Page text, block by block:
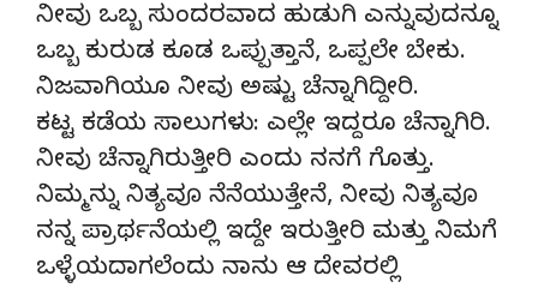
ನೀವು ಒಬ್ಬ ಸುಂದರವಾದ ಹುಡುಗಿ ಎನ್ನುವುದನ್ನೂ
ಒಬ್ಬ ಕುರುಡ ಕೂಡ ಒಪ್ಪುತ್ತಾನೆ, ಒಪ್ಪಲೇ ಬೇಕು.
ನಿಜವಾಗಿಯೂ ನೀವು ಅಷ್ಟು ಚೆನ್ನಾಗಿದ್ದೀರಿ.
ಕಟ್ಟ ಕಡೆಯ ಸಾಲುಗಳು: ಎಲ್ಲೇ ಇದ್ದರೂ ಚೆನ್ನಾಗಿರಿ.
ನೀವು ಚೆನ್ನಾಗಿರುತ್ತೀರಿ ಎಂದು ನನಗೆ ಗೊತ್ತು.
ನಿಮ್ಮನ್ನು ನಿತ್ಯವೂ ನೆನೆಯುತ್ತೇನೆ, ನೀವು ನಿತ್ಯವೂ
ನನ್ನ ಪ್ರಾರ್ಥನೆಯಲ್ಲಿ ಇದ್ದೇ ಇರುತ್ತೀರಿ ಮತ್ತು ನಿಮಗೆ
ಒಳ್ಳೆಯದಾಗಲೆಂದು ನಾನು ಆ ದೇವರಲ್ಲಿ